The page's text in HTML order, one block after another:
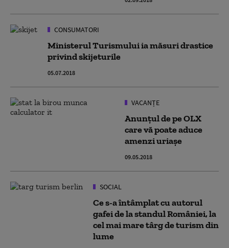
CONSUMATORI
Ministerul Turismului ia măsuri drastice
privind skijeturile
05.07.2018
VACANȚE
Anunţul de pe OLX
care vă poate aduce
amenzi uriaşe
09.05.2018
SOCIAL
Ce s-a întâmplat cu autorul
gafei de la standul României, la
cel mai mare târg de turism din
lume